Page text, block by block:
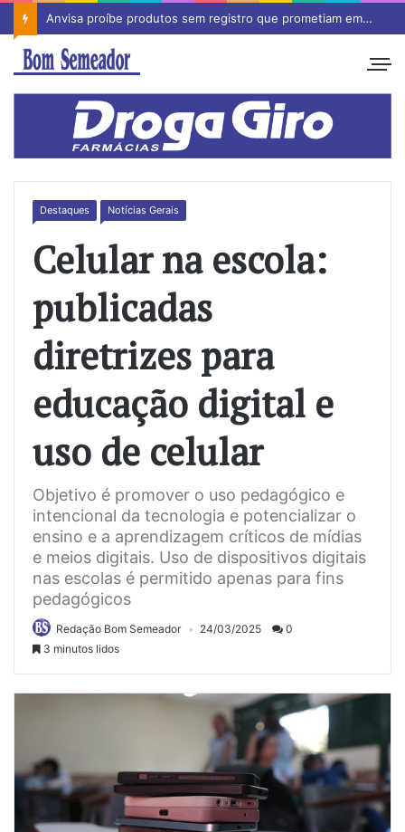
Anvisa proíbe produtos sem registro que prometiam emagrecimento
Destaques Notícias Gerais
Celular na escola:
publicadas
diretrizes para
educação digital e
uso de celular
Objetivo é promover o uso pedagógico e
intencional da tecnologia e potencializar o
ensino e a aprendizagem críticos de mídias
e meios digitais. Uso de dispositivos digitais
nas escolas é permitido apenas para fins
pedagógicos
Redação Bom Semeador 24/03/2025
0
3 minutos lidos